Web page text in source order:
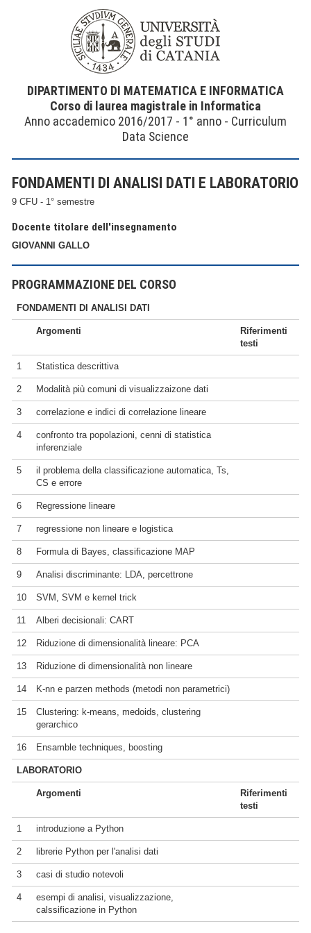
DIPARTIMENTO DI MATEMATICA E INFORMATICA
Corso di laurea magistrale in Informatica
Anno accademico 2016/2017 - 1° anno - Curriculum
Data Science
FONDAMENTI DI ANALISI DATI E LABORATORIO
9 CFU - 1° semestre
Docente titolare dell'insegnamento
GIOVANNI GALLO
PROGRAMMAZIONE DEL CORSO
FONDAMENTI DI ANALISI DATI
Argomenti
Riferimenti
testi
1 Statistica descrittiva
2 Modalità più comuni di visualizzaizone dati
3 correlazione e indici di correlazione lineare
4
confronto tra popolazioni, cenni di statistica
inferenziale
5
il problema della classificazione automatica, Ts,
CS e errore
6 Regressione lineare
7 regressione non lineare e logistica
8 Formula di Bayes, classificazione MAP
9 Analisi discriminante: LDA, percettrone
10 SVM, SVM e kernel trick
11 Alberi decisionali: CART
12 Riduzione di dimensionalità lineare: PCA
13 Riduzione di dimensionalità non lineare
14 K-nn e parzen methods (metodi non parametrici)
15
Clustering: k-means, medoids, clustering
gerarchico
16 Ensamble techniques, boosting
LABORATORIO
Argomenti
Riferimenti
testi
1 introduzione a Python
2 librerie Python per l'analisi dati
3 casi di studio notevoli
4
esempi di analisi, visualizzazione,
calssificazione in Python